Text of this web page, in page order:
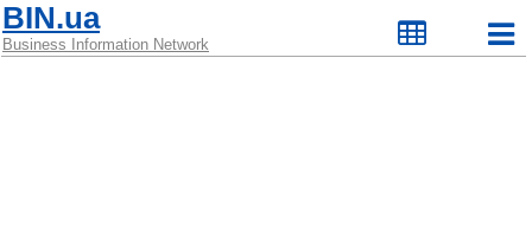
BIN.ua
Business Information Network